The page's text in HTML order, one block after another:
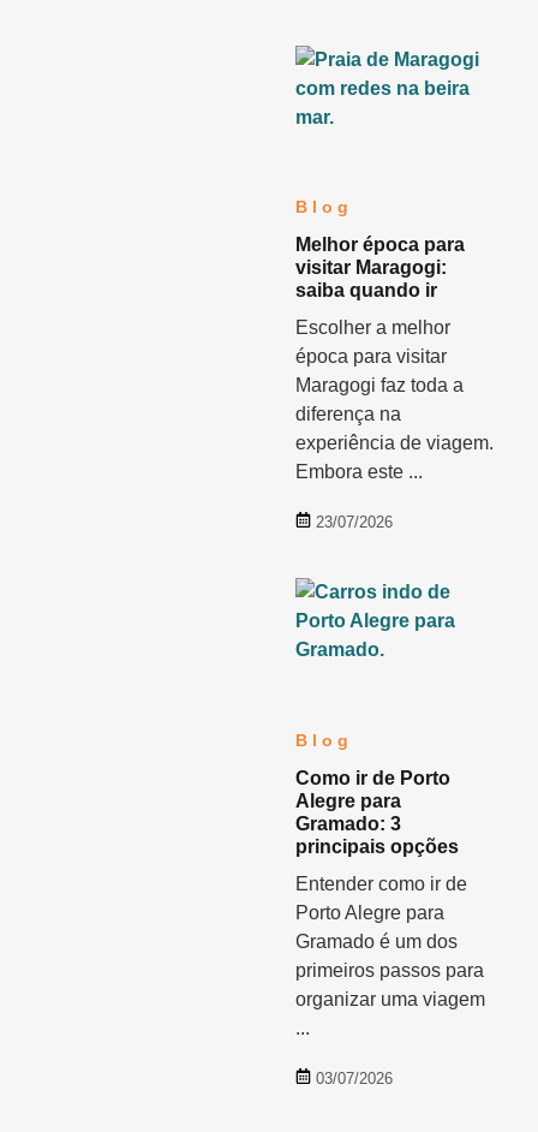
Blog
Melhor época para
visitar Maragogi:
saiba quando ir
Escolher a melhor
época para visitar
Maragogi faz toda a
diferença na
experiência de viagem.
Embora este ...
23/07/2026
Blog
Como ir de Porto
Alegre para
Gramado: 3
principais opções
Entender como ir de
Porto Alegre para
Gramado é um dos
primeiros passos para
organizar uma viagem
...
03/07/2026